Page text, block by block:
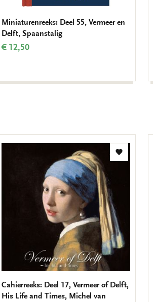
Miniaturenreeks: Deel 55, Vermeer en
Delft, Spaanstalig
€ 12,50
Toevoegen
Cahierreeks: Deel 17, Vermeer of Delft,
His Life and Times, Michel van